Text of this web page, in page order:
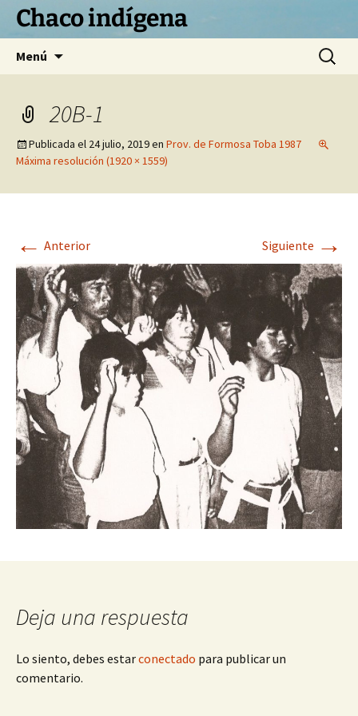
Chaco indígena
Menú Buscar:
20B-1
Publicada el 24 julio, 2019en Prov. de Formosa Toba 1987
Máxima resolución (1920 × 1559)
← Anterior Siguiente →
Deja una respuesta
Lo siento, debes estarconectado para publicar un
comentario.